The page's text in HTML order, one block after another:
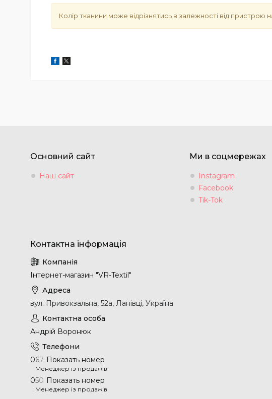
Колір тканини може відрізнятись в залежності від пристрою
Основний сайт
Наш сайт
Ми в соцмережах
Instagram
Facebook
Tik-Tok
Інтернет-магазин "VR-Textil"
вул. Привокзальна, 52а, Ланівці, Україна
Андрій Воронюк
067 Показать номер
Менеджер із продажів
050 Показать номер
Менеджер із продажів